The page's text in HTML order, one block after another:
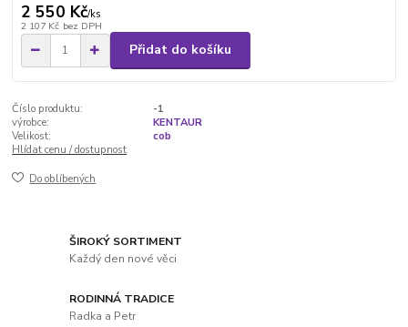
2 550 Kč/ks
2 107 Kč bez DPH
Přidat do košíku
Číslo produktu:
-1
výrobce:
KENTAUR
Velikost:
cob
Hlídat cenu / dostupnost
Do oblíbených
ŠIROKÝ SORTIMENT
Každý den nové věci
RODINNÁ TRADICE
Radka a Petr